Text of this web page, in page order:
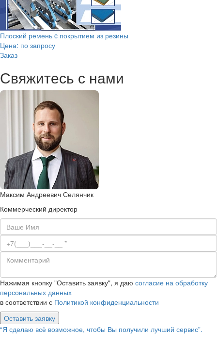
Плоский ремень c покрытием из резины
Цена: по запросу
Заказ
Свяжитесь с нами
Максим Андреевич Селянчик
Коммерческий директор
Нажимая кнопку "Оставить заявку", я даю согласие на обработку
персональных данных
в соответствии с Политикой конфиденциальности
Оставить заявку
“Я сделаю всё возможное, чтобы Вы получили лучший сервис”.